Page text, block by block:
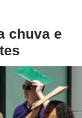
chuva e